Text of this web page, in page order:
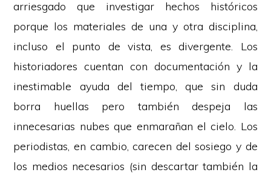
arriesgado que investigar hechos históricos
porque los materiales de una y otra disciplina,
incluso el punto de vista, es divergente. Los
historiadores cuentan con documentación y la
inestimable ayuda del tiempo, que sin duda
borra huellas pero también despeja las
innecesarias nubes que enmarañan el cielo. Los
periodistas, en cambio, carecen del sosiego y de
los medios necesarios (sin descartar también la